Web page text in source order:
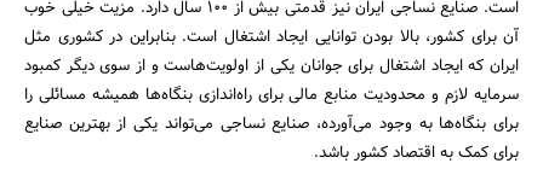
است. صنایع نساجی ایران نیز قدمتی بیش از 100 سال دارد. مزیت خیلی خوب
آن برای کشور، بالا بودن توانایی ایجاد اشتغال است. بنابراین در کشوری مثل
ایران که ایجاد اشتغال برای جوانان یکی از اولویت‌هاست و از سوی دیگر کمبود
سرمایه لازم و محدودیت منابع مالی برای راه‌اندازی بنگاه‌ها همیشه مسائلی را
برای بنگاه‌ها به وجود می‌آورده، صنایع نساجی می‌تواند یکی از بهترین صنایع
برای کمک به اقتصاد کشور باشد.